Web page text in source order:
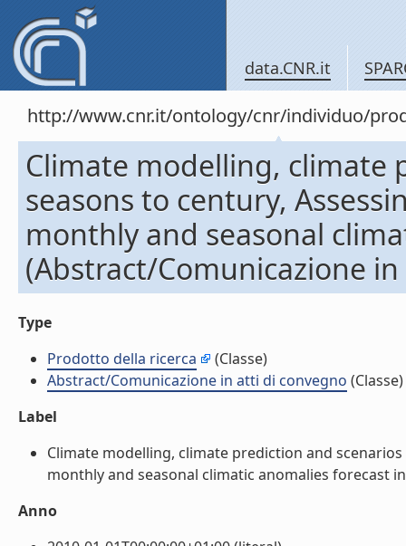
data.CNR.it
http://www.cnr.it/ontology/cnr/individuo/
Climate modelling, climate
seasons to century,
monthly and seasonal
(Abstract/Comunicazione
Type
Prodotto della ricerca
(Classe)
Abstract/Comunicazione in atti di convegno (Classe)
Label
Climate modelling, climate prediction and
monthly and seasonal climatic anomalies forecast
Anno